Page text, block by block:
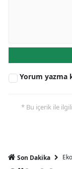
Yorum yazma
* Bu içerik ile
Son Dakika